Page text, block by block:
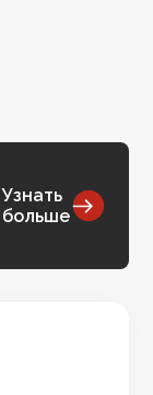
Узнать
больше